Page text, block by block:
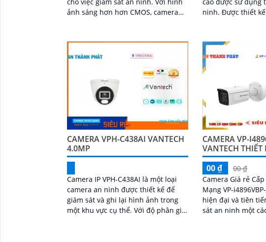
ảnh sáng hơn hơn CMOS, camera
ninh. Được thiết kế với công nghệ
sắc nét mà còn dễ
kết nối
CAMERA VPH-C438AI VANTECH
4.0MP
Camera IP VPH-C438AI là một loại
camera an ninh được thiết kế để
giám sát và ghi lại hình ảnh trong
một khu vực cụ thể. Với độ phân giải
CAMERA VP-
VANTECH THIẾT
00 ₫
00 ₫
Camera Giá rẻ
Mạng VP-
hiện đại và tiên
sát an ninh một